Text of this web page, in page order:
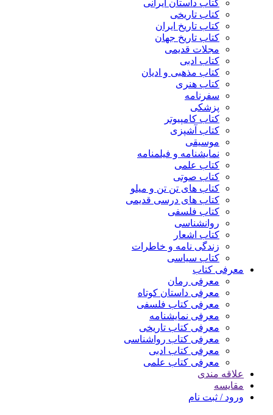
کتاب داستان ایرانی
کتاب تاریخی
کتاب تاریخ ایران
کتاب تاریخ جهان
مجلات قدیمی
کتاب ادبی
کتاب مذهبی و ادیان
کتاب هنری
سفرنامه
پزشکی
کتاب کامپیوتر
کتاب آشپزی
موسیقی
نمایشنامه و فیلمنامه
کتاب علمی
کتاب صوتی
کتاب های تن تن و میلو
کتاب های درسی قدیمی
کتاب فلسفی
روانشناسی
کتاب اشعار
زندگی نامه و خاطرات
کتاب سیاسی
معرفی کتاب
معرفی رمان
معرفی داستان کوتاه
معرفی کتاب فلسفی
معرفی نمایشنامه
معرفی کتاب تاریخی
معرفی کتاب رواشناسی
معرفی کتاب ادبی
معرفی کتاب علمی
علاقه مندی
مقایسه
ورود / ثبت نام